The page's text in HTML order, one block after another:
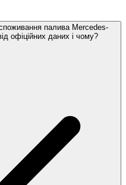
палива Mercedes-
офіційних даних і чому?